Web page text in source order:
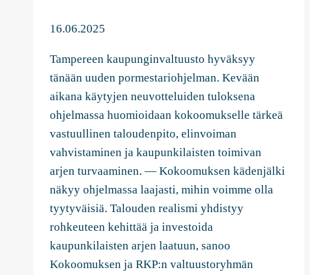
16.06.2025
Tampereen kaupunginvaltuusto hyväksyy
tänään uuden pormestariohjelman. Kevään
aikana käytyjen neuvotteluiden tuloksena
ohjelmassa huomioidaan kokoomukselle tärkeä
vastuullinen taloudenpito, elinvoiman
vahvistaminen ja kaupunkilaisten toimivan
arjen turvaaminen. — Kokoomuksen kädenjälki
näkyy ohjelmassa laajasti, mihin voimme olla
tyytyväisiä. Talouden realismi yhdistyy
rohkeuteen kehittää ja investoida
kaupunkilaisten arjen laatuun, sanoo
Kokoomuksen ja RKP:n valtuustoryhmän